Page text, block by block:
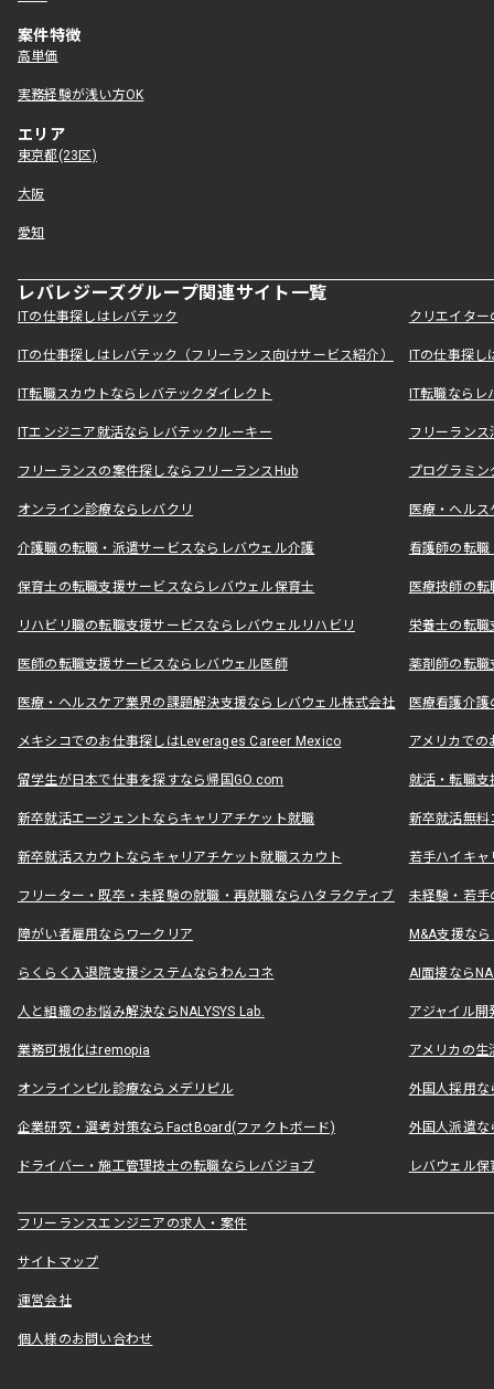
案件特徴
高単価
実務経験が浅い方OK
エリア
東京都(23区)
大阪
愛知
レバレジーズグループ関連サイト一覧
ITの仕事探しはレバテック クリエイタ
ITの仕事探しはレバテック（フリーランス向けサービス紹介） ITの仕事探
IT転職スカウトならレバテックダイレクト IT転職なら
ITエンジニア就活ならレバテックルーキー フリーラン
フリーランスの案件探しならフリーランスHub プログラミ
オンライン診療ならレバクリ 医療・ヘル
介護職の転職・派遣サービスならレバウェル介護 看護師の転
保育士の転職支援サービスならレバウェル保育士 医療技師の
リハビリ職の転職支援サービスならレバウェルリハビリ 栄養士の転
医師の転職支援サービスならレバウェル医師 薬剤師の転
医療・ヘルスケア業界の課題解決支援ならレバウェル株式会社 医療看護介
メキシコでのお仕事探しはLeverages Career Mexico アメリカで
留学生が日本で仕事を探すなら帰国GO.com 就活・転職
新卒就活エージェントならキャリアチケット就職 新卒就活無料
新卒就活スカウトならキャリアチケット就職スカウト 若手ハイキ
フリーター・既卒・未経験の就職・再就職ならハタラクティブ 未経験・若手
障がい者雇用ならワークリア M&A支援な
らくらく入退院支援システムならわんコネ AI面接なら
人と組織のお悩み解決ならNALYSYS Lab. アジャイル
業務可視化はremopia アメリカの
オンラインピル診療ならメデリピル 外国人採用
企業研究・選考対策ならFactBoard(ファクトボード) 外国人派遣な
ドライバー・施工管理技士の転職ならレバジョブ レバウェル
フリーランスエンジニアの求人・案件
サイトマップ
運営会社
個人様のお問い合わせ